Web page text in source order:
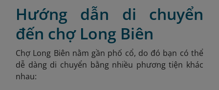
Hướng dẫn di chuyển
đến chợ Long Biên
Chợ Long Biên nằm gần phố cổ, do đó bạn có thể
dễ dàng di chuyển bằng nhiều phương tiện khác
nhau: